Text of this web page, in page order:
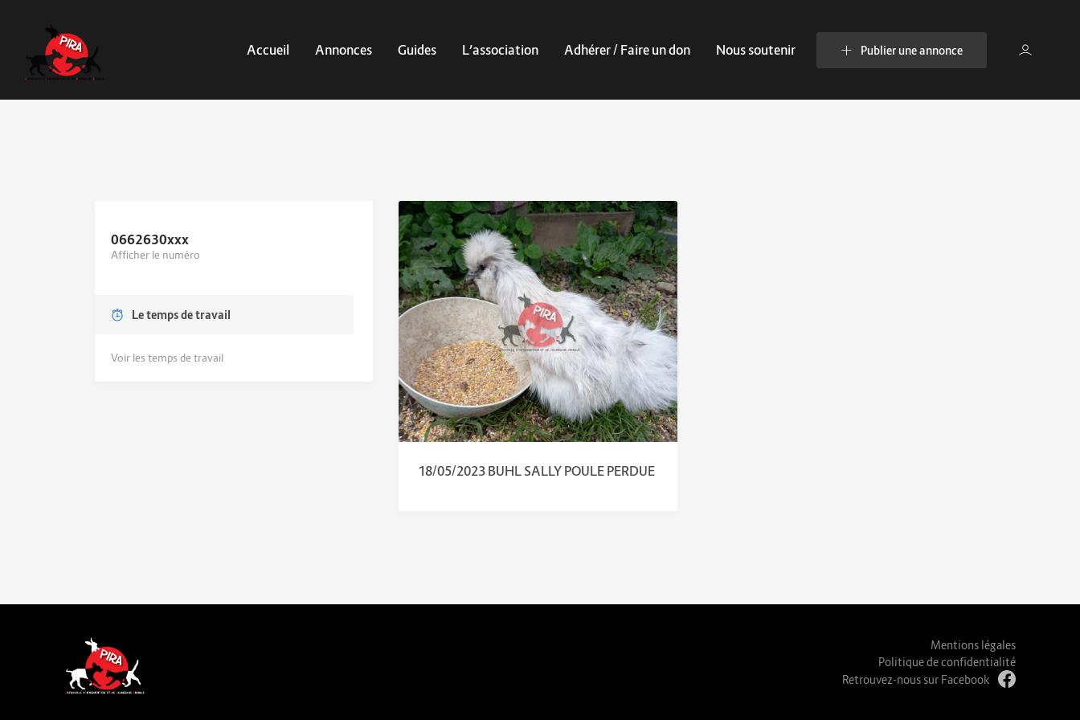
Accueil Annonces Guides L’association Adhérer / Faire un don Nous soutenir Publier une annonce
0662630xxx
Afficher le numéro
Le temps de travail
Voir les temps de travail
18/05/2023 BUHL SALLY POULE PERDUE
Mentions légales
Politique de confidentialité
Retrouvez-nous sur Facebook